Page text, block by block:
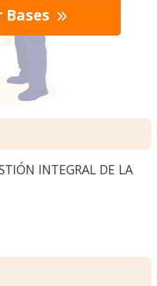
Bases
INTEGRAL DE LA